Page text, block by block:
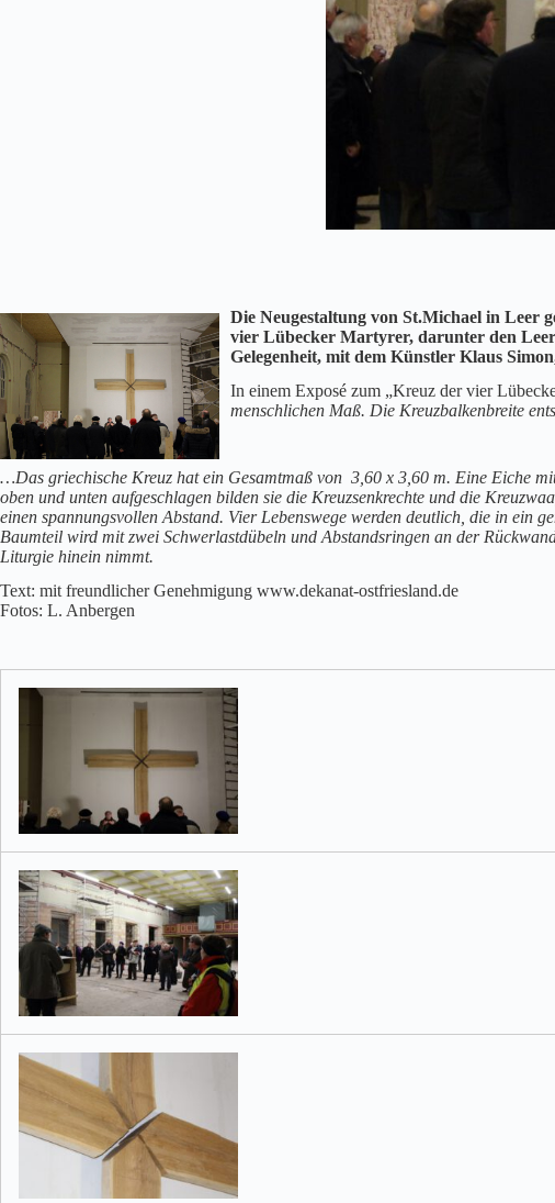
Die Neugestaltung von St.Michael in Leer
vier Lübecker Martyrer, darunter den
Gelegenheit, mit dem Künstler Klaus
In einem Exposé zum „Kreuz der vier
menschlichen Maß. Die Kreuzbalkenbreite
…Das griechische Kreuz hat ein Gesamtmaß von 3,60 x 3,60 m. Eine Eiche
oben und unten aufgeschlagen bilden sie die Kreuzsenkrechte und die
einen spannungsvollen Abstand. Vier Lebenswege werden deutlich, die in ein
Baumteil wird mit zwei Schwerlastdübeln und Abstandsringen an der
Liturgie hinein nimmt.
Text: mit freundlicher Genehmigung www.dekanat-ostfriesland.de
Fotos: L. Anbergen